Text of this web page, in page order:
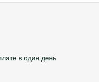
в один день